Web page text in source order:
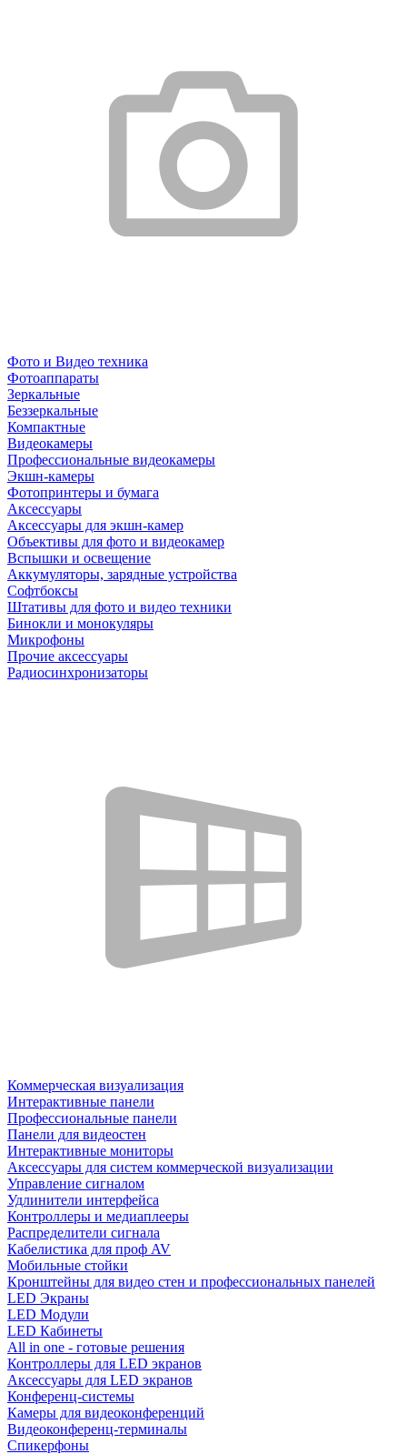
Фото и Видео техника
Фотоаппараты
Зеркальные
Беззеркальные
Компактные
Видеокамеры
Профессиональные видеокамеры
Экшн-камеры
Фотопринтеры и бумага
Аксессуары
Аксессуары для экшн-камер
Объективы для фото и видеокамер
Вспышки и освещение
Аккумуляторы, зарядные устройства
Софтбоксы
Штативы для фото и видео техники
Бинокли и монокуляры
Микрофоны
Прочие аксессуары
Радиосинхронизаторы
Коммерческая визуализация
Интерактивные панели
Профессиональные панели
Панели для видеостен
Интерактивные мониторы
Аксессуары для систем коммерческой визуализации
Управление сигналом
Удлинители интерфейса
Контроллеры и медиаплееры
Распределители сигнала
Кабелистика для проф AV
Мобильные стойки
Кронштейны для видео стен и профессиональных панелей
LED Экраны
LED Модули
LED Кабинеты
All in one - готовые решения
Контроллеры для LED экранов
Аксессуары для LED экранов
Конференц-системы
Камеры для видеоконференций
Видеоконференц-терминалы
Спикерфоны